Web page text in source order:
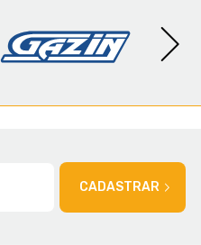
CADASTRAR